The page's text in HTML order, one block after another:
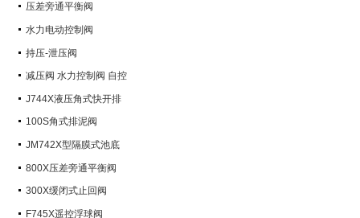
压差旁通平衡阀
水力电动控制阀
持压-泄压阀
减压阀 水力控制阀 自控
J744X液压角式快开排
100S角式排泥阀
JM742X型隔膜式池底
800X压差旁通平衡阀
300X缓闭式止回阀
F745X遥控浮球阀